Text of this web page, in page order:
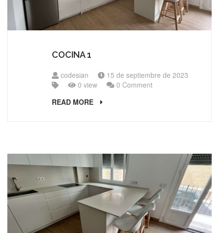
COCINA 1
codesian
15 de septiembre de 2023
0 view
0 Comment
READ MORE